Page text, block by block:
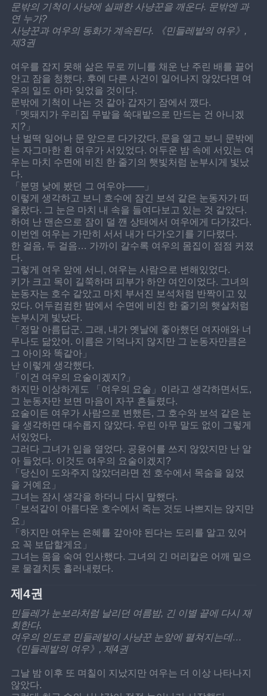
문밖의 기척이 사냥에 실패한 사냥꾼을 깨운다. 문밖엔 과
연 누가?
사냥꾼과 여우의 동화가 계속된다. 《민들레밭의 여우》,
제3권
여우를 잡지 못해 삶은 무로 끼니를 채운 난 주린 배를 끌어
안고 잠을 청했다. 후에 다른 사건이 일어나지 않았다면 여
우의 일도 아마 잊었을 것이다.
문밖에 기척이 나는 것 같아 갑자기 잠에서 깼다.
「멧돼지가 우리집 무밭을 쑥대밭으로 만드는 건 아니겠
지?」
난 벌떡 일어나 문 앞으로 다가갔다. 문을 열고 보니 문밖에
는 자그마한 흰 여우가 서있었다. 어두운 밤 속에 서있는 여
우는 마치 수면에 비친 한 줄기의 햇빛처럼 눈부시게 빛났
다.
「분명 낮에 봤던 그 여우야——」
이렇게 생각하고 보니 호수에 잠긴 보석 같은 눈동자가 떠
올랐다. 그 눈은 마치 내 속을 들여다보고 있는 것 같았다.
하여 난 맨손으로 잠이 덜 깬 상태에서 여우에게 다가갔다.
이번엔 여우는 가만히 서서 내가 다가오기를 기다렸다.
한 걸음, 두 걸음… 가까이 갈수록 여우의 몸집이 점점 커졌
다.
그렇게 여우 앞에 서니, 여우는 사람으로 변해있었다.
키가 크고 목이 길쭉하며 피부가 하얀 여인이었다. 그녀의
눈동자는 호수 같았고 마치 부서진 보석처럼 반짝이고 있
었다. 어두컴컴한 밤에서 수면에 비친 한 줄기의 햇살처럼
눈부시게 빛났다.
「정말 아름답군. 그래, 내가 옛날에 좋아했던 여자애와 너
무나도 닮았어. 이름은 기억나지 않지만 그 눈동자만큼은
그 아이와 똑같아」
난 이렇게 생각했다.
「이건 여우의 요술이겠지?」
하지만 이상하게도 「여우의 요술」이라고 생각하면서도,
그 눈동자만 보면 마음이 자꾸 흔들렸다.
요술이든 여우가 사람으로 변했든, 그 호수와 보석 같은 눈
을 생각하면 대수롭지 않았다. 우린 아무 말도 없이 그렇게
서있었다.
그러다 그녀가 입을 열었다. 공용어를 쓰지 않았지만 난 알
아 들었다. 이것도 여우의 요술이겠지?
「당신이 도와주지 않았더라면 전 호수에서 목숨을 잃었
을 거예요」
그녀는 잠시 생각을 하더니 다시 말했다.
「보석같이 아름다운 호수에서 죽는 것도 나쁘지는 않지만
요」
「하지만 여우는 은혜를 갚아야 된다는 도리를 알고 있어
요 꼭 보답할게요」
그녀는 몸을 숙여 인사했다. 그녀의 긴 머리칼은 어깨 밑으
로 물결치듯 흘러내렸다.
제4권
민들레가 눈보라처럼 날리던 여름밤, 긴 이별 끝에 다시 재
회한다.
여우의 인도로 민들레밭이 사냥꾼 눈앞에 펼쳐지는데…
《민들레밭의 여우》, 제4권
그날 밤 이후 또 며칠이 지났지만 여우는 더 이상 나타나지
않았다.